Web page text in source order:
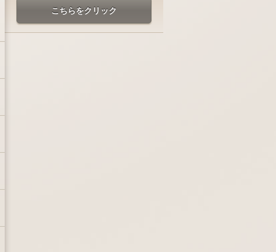
こちらをクリック